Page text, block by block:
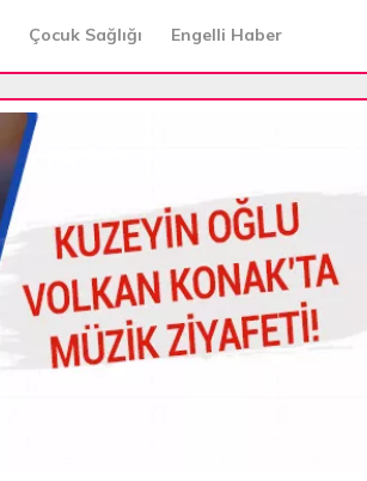
Çocuk Sağlığı Engelli Haber